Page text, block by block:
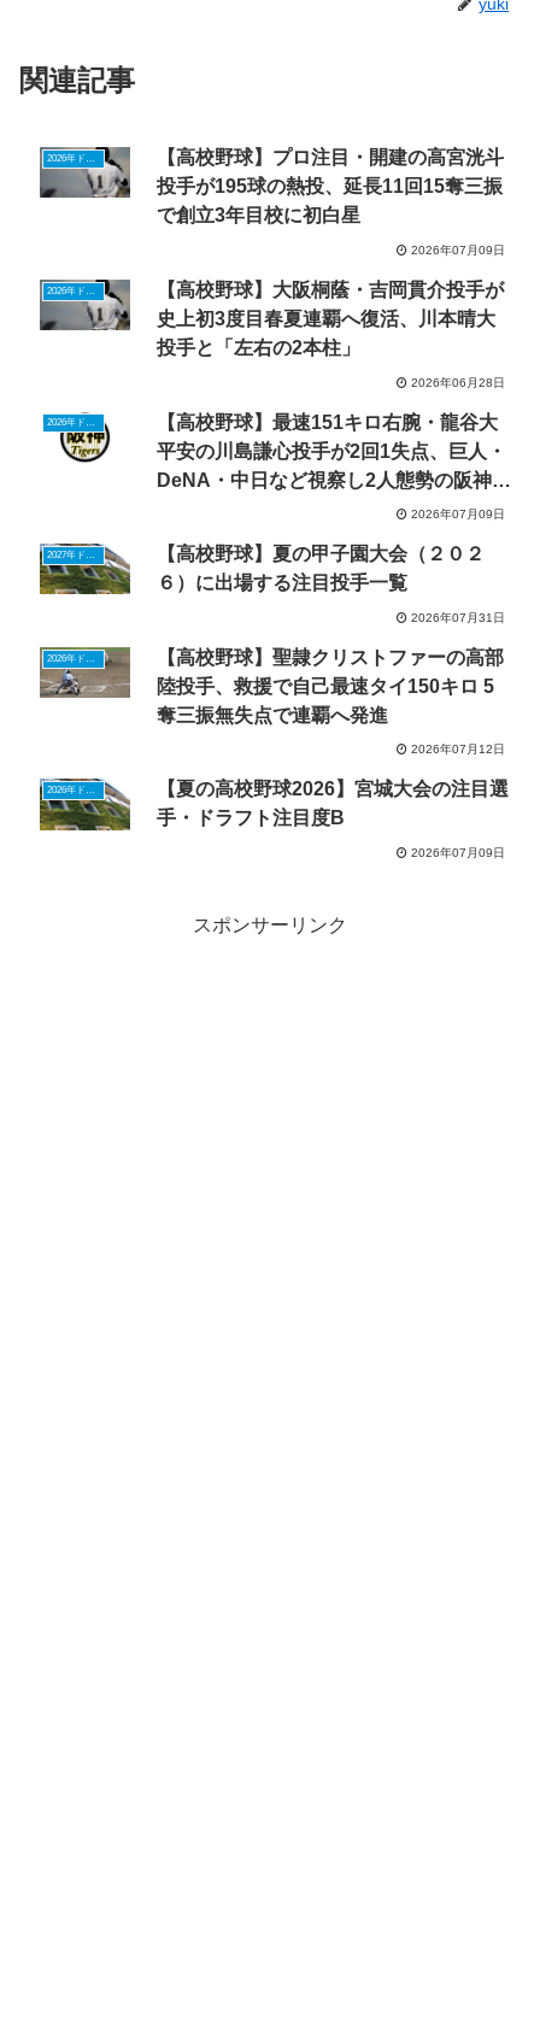
yuki
関連記事
2026年ドラフトニュース
【高校野球】プロ注目・開建の高宮洸斗
投手が195球の熱投、延長11回15奪三振
で創立3年目校に初白星
2026年07月09日
【高校野球】大阪桐蔭・吉岡貫介投手が
史上初3度目春夏連覇へ復活、川本晴大
投手と「左右の2本柱」
2026年06月28日
2026年ドラフトニュース
【高校野球】最速151キロ右腕・龍谷大
平安の川島謙心投手が2回1失点、巨人・
DeNA・中日など視察し2人態勢の阪神が
2026年07月09日
2027年ドラフトニュース
【高校野球】夏の甲子園大会（２０２
６）に出場する注目投手一覧
2026年07月31日
【高校野球】聖隷クリストファーの高部
陸投手、救援で自己最速タイ150キロ 5
奪三振無失点で連覇へ発進
2026年07月12日
2026年ドラフトニュース
【夏の高校野球2026】宮城大会の注目選
手・ドラフト注目度B
2026年07月09日
スポンサーリンク